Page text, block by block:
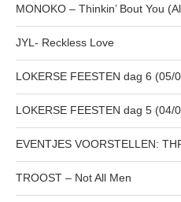
MONOKO – Thinkin’ Bout You
JYL- Reckless Love
LOKERSE FEESTEN dag 6 (05/
LOKERSE FEESTEN dag 5 (04/
EVENTJES VOORSTELLEN:
TROOST – Not All Men